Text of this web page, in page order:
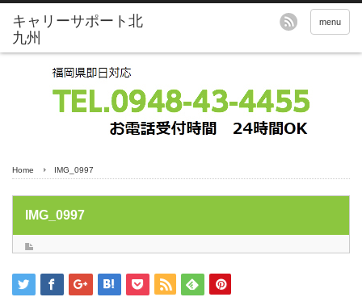
menu
Home IMG_0997
IMG_0997